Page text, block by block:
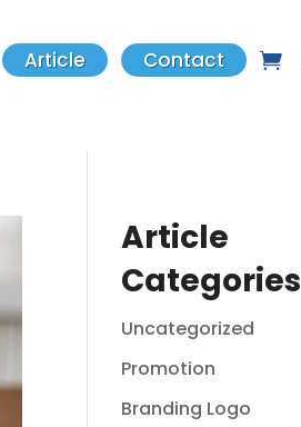
Article Contact
Article
Categories
Uncategorized
Promotion
Branding Logo